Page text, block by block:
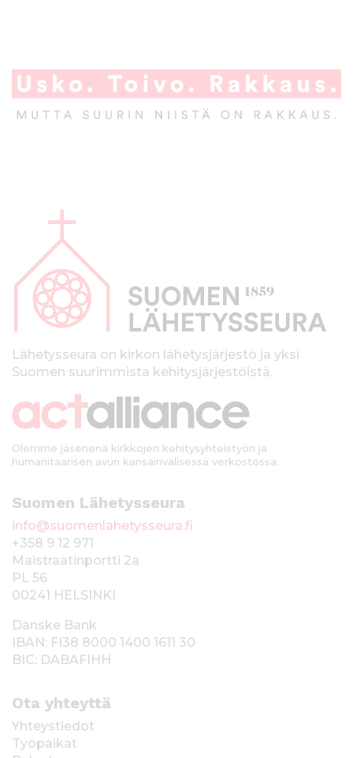
p
kLähetysseura on kirkon lähetysjärjestö ja yksi
Suomen suurimmista kehitysjärjestöistä.
Olemme jäsenenä kirkkojen kehitysyhteistyön ja
humanitaarisen avun kansainvälisessä verkostossa.
Suomen Lähetysseura
info@suomenlahetysseura.fi
+358 9 12 971
Maistraatinportti 2a
PL 56
00241 HELSINKI
Danske Bank
IBAN: FI38 8000 1400 1611 30
BIC: DABAFIHH
Ota yhteyttä
Yhteystiedot
Työpaikat